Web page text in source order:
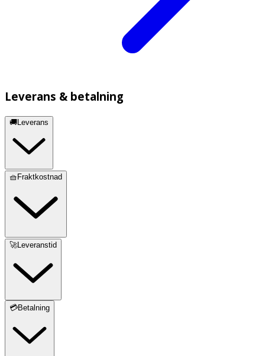
Leverans & betalning
🚚Leverans
🧺Fraktkostnad
🚀Leveranstid
💳Betalning